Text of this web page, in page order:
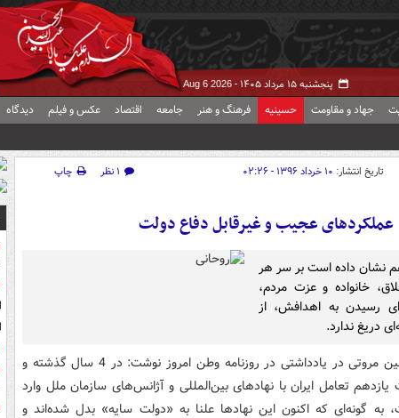
پنجشنبه ۱۵ مرداد ۱۴۰۵ - Aug 6 2026
جهاد و مقاومت حسینیه فرهنگ و هنر جامعه اقتصاد عکس و فیلم دیدگاه
تاریخ انتشار: ۱۰ خرداد ۱۳۹۶ - ۰۲:۲۶ ۱ نظر
چاپ
عملکردهای عجیب و غیرقابل دفاع دولت
نشان داده است بر سر هر
خانواده و عزت مردم،
رسیدن به اهدافش، از
دریغ ندارد.
، حسین مروتی در یادداشتی در روزنامه وطن امروز نوشت: د‌ر 4 سال گذشته و
تعامل ایران با نهاد‌های بین‌المللی و آژانس‌های سازمان ملل وارد‌
گونه‌ای که اکنون این نهاد‌ها علنا به «د‌ولت سایه» بد‌ل شد‌ه‌اند‌ و